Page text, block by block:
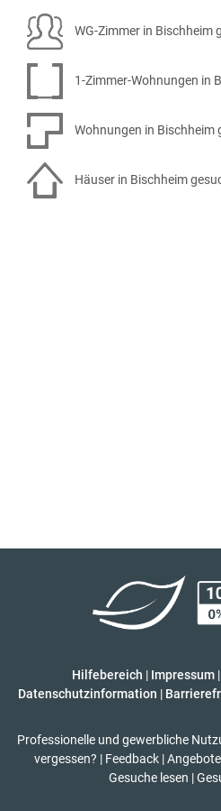
WG-Zimmer in Bischheim
1-Zimmer-Wohnungen in
Wohnungen in Bischheim
Häuser in Bischheim
Hilfebereich | Impressum |
Datenschutzinformation |
Professionelle und gewerbliche
vergessen? | Feedback |
Gesuche lesen |